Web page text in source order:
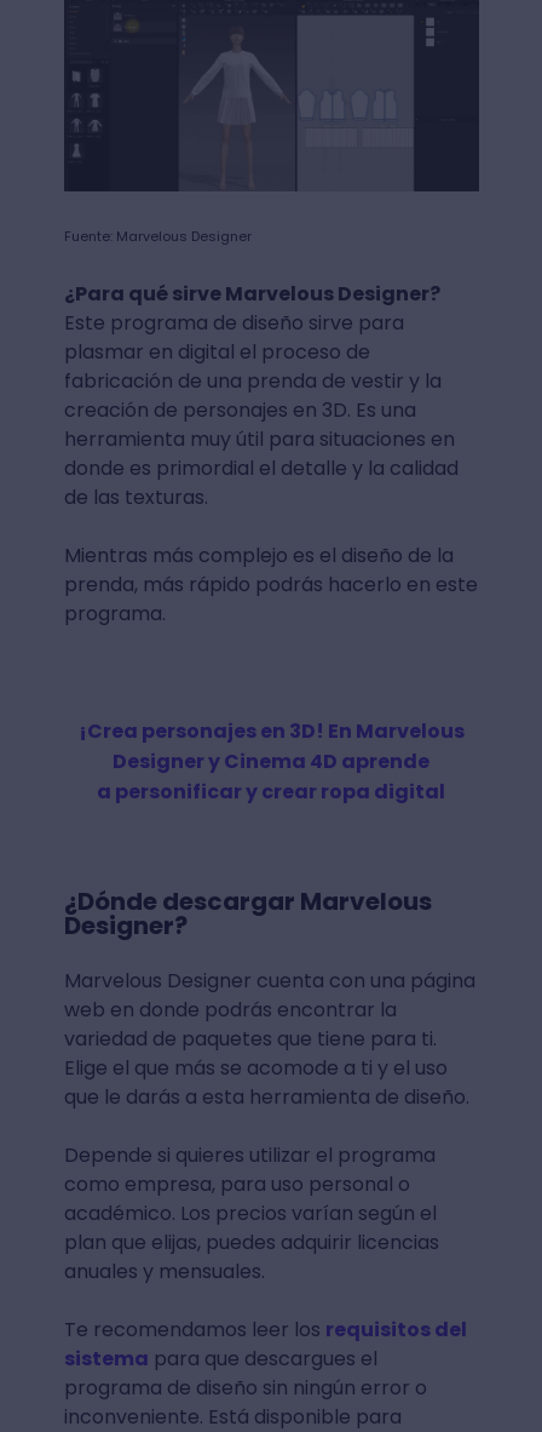
Fuente: Marvelous Designer
¿Para qué sirve Marvelous Designer?
Este programa de diseño sirve para
plasmar en digital el proceso de
fabricación de una prenda de vestir y la
creación de personajes en 3D. Es una
herramienta muy útil para situaciones en
donde es primordial el detalle y la calidad
de las texturas.
Mientras más complejo es el diseño de la
prenda, más rápido podrás hacerlo en este
programa.
¡Crea personajes en 3D! En Marvelous
Designer y Cinema 4D aprende
a personificar y crear ropa digital
¿Dónde descargar Marvelous
Designer?
Marvelous Designer cuenta con una página
web en donde podrás encontrar la
variedad de paquetes que tiene para ti.
Elige el que más se acomode a ti y el uso
que le darás a esta herramienta de diseño.
Depende si quieres utilizar el programa
como empresa, para uso personal o
académico. Los precios varían según el
plan que elijas, puedes adquirir licencias
anuales y mensuales.
Te recomendamos leer los requisitos del
sistema para que descargues el
programa de diseño sin ningún error o
inconveniente. Está disponible para